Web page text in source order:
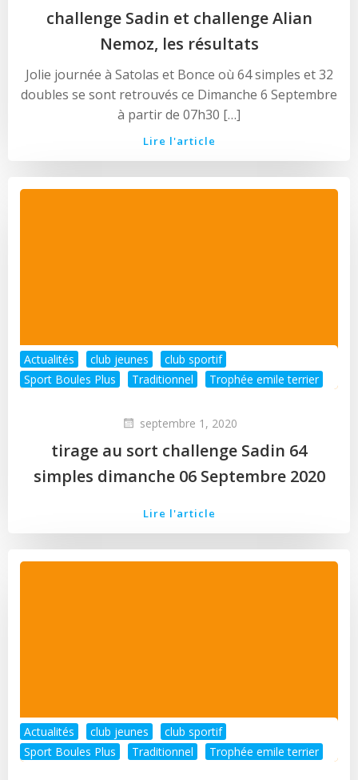
challenge Sadin et challenge Alian
Nemoz, les résultats
Jolie journée à Satolas et Bonce où 64 simples et 32
doubles se sont retrouvés ce Dimanche 6 Septembre
à partir de 07h30 […]
Lire l'article
Actualités club jeunes
club sportif
Sport Boules Plus
Traditionnel Trophée emile terrier
septembre 1, 2020
tirage au sort challenge Sadin 64
simples dimanche 06 Septembre 2020
Lire l'article
Actualités club jeunes
club sportif
Sport Boules Plus
Traditionnel Trophée emile terrier